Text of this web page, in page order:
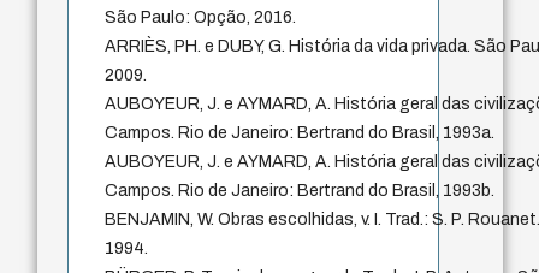
São Paulo: Opção, 2016.
ARRIÈS, PH. e DUBY, G. História da vida privada. São
2009.
AUBOYEUR, J. e AYMARD, A. História geral das
Campos. Rio de Janeiro: Bertrand do Brasil, 1993a.
AUBOYEUR, J. e AYMARD, A. História geral das
Campos. Rio de Janeiro: Bertrand do Brasil, 1993b.
BENJAMIN, W. Obras escolhidas, v. I. Trad.: S. P.
1994.